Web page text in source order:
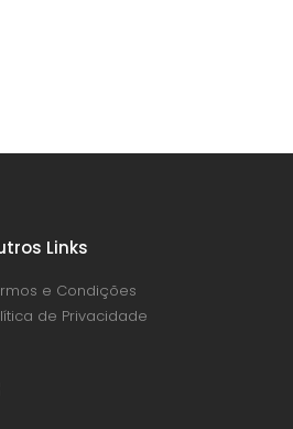
Links
e Condições
de Privacidade